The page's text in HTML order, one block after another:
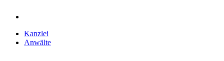
Kanzlei
Anwälte